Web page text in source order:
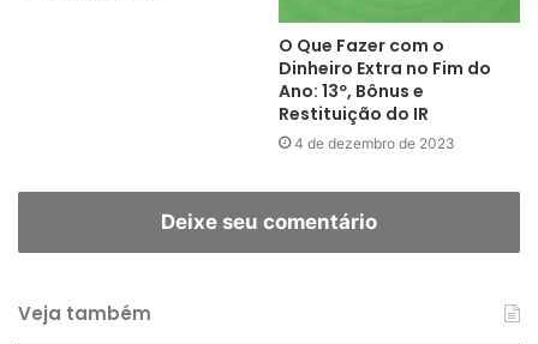
O Que Fazer com o
Dinheiro Extra no Fim do
Ano: 13º, Bônus e
Restituição do IR
4 de dezembro de 2023
Deixe seu comentário
Veja também